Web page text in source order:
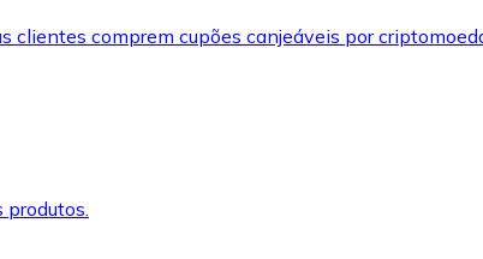
clientes comprem cupões canjeáveis por
produtos.